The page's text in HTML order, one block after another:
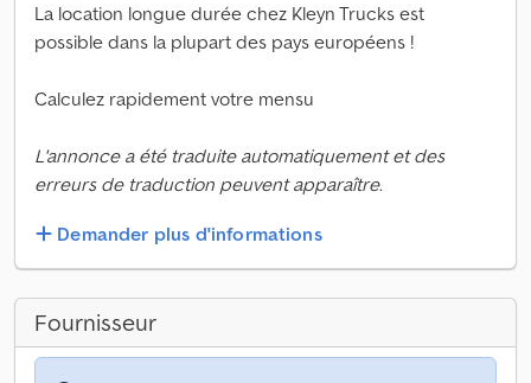
La location longue durée chez Kleyn Trucks est
possible dans la plupart des pays européens !
Calculez rapidement votre mensu
L'annonce a été traduite automatiquement et des
erreurs de traduction peuvent apparaître.
Demander plus d'informations
Fournisseur